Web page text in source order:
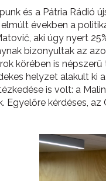
és a Pátria Rádió
elmúlt években a
aki úgy nyert
bizonyultak az
körében is
helyzet alakult ki
is volt: a
Egyelőre kérdéses,